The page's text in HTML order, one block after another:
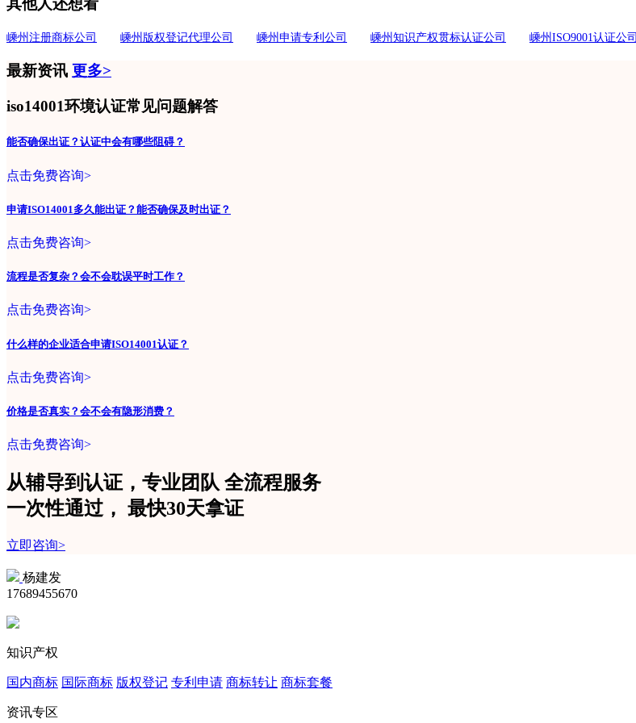
其他人还想看
嵊州注册商标公司 嵊州版权登记代理公司 嵊州申请专利公司 嵊州知识产权贯标认证公司 嵊州ISO9001认证公司
最新资讯 更多>
iso14001环境认证常见问题解答
能否确保出证？认证中会有哪些阻碍？
点击免费咨询>
申请ISO14001多久能出证？能否确保及时出证？
点击免费咨询>
流程是否复杂？会不会耽误平时工作？
点击免费咨询>
什么样的企业适合申请ISO14001认证？
点击免费咨询>
价格是否真实？会不会有隐形消费？
点击免费咨询>
从辅导到认证，专业团队 全流程服务
一次性通过， 最快30天拿证
立即咨询>
杨建发
17689455670
知识产权
国内商标 国际商标 版权登记 专利申请 商标转让 商标套餐
资讯专区